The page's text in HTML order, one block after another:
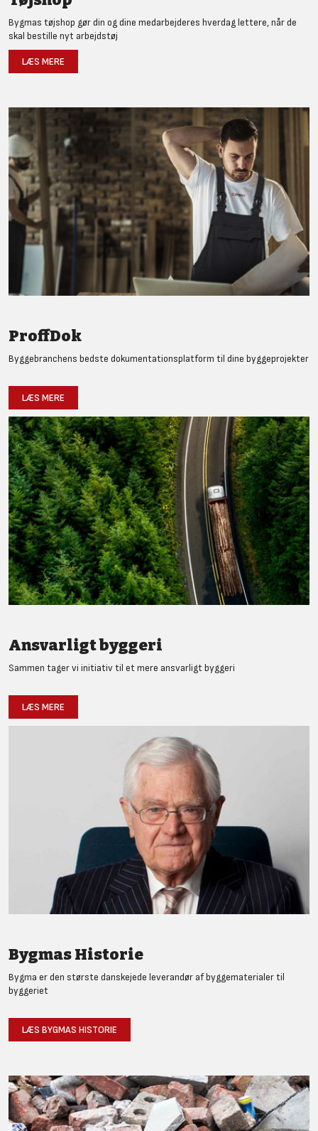
Bygmas tøjshop gør din og dine medarbejderes hverdag lettere, når de
skal bestille nyt arbejdstøj
LÆS MERE
ProffDok
Byggebranchens bedste dokumentationsplatform til dine byggeprojekter
LÆS MERE
Ansvarligt byggeri
Sammen tager vi initiativ til et mere ansvarligt byggeri
LÆS MERE
Bygmas Historie
Bygma er den største danskejede leverandør af byggematerialer til
byggeriet
LÆS BYGMAS HISTORIE